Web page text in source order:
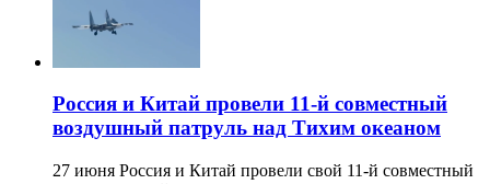
Россия и Китай провели 11-й совместный
воздушный патруль над Тихим океаном
27 июня Россия и Китай провели свой 11-й совместный